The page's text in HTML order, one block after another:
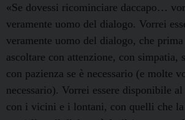
«Se dovessi ricominciare daccapo…
veramente uomo del dialogo. Vorrei
veramente uomo del dialogo, che
ascoltare con attenzione, con simpatia,
con pazienza se è necessario (e molte
necessario). Vorrei essere disponibile
con i vicini e i lontani, con quelli che la